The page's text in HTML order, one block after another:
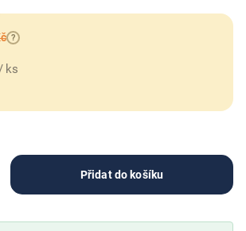
?
ks
Přidat do košíku